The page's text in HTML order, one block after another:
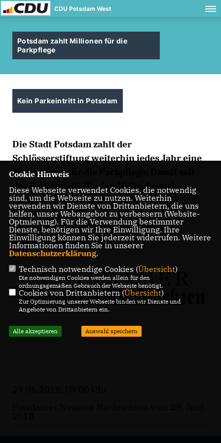
CDU Potsdam West
Potsdam zahlt Millionen für die
Parkpflege
Kein Parkeintritt in Potsdam
Die Stadt Potsdam zahlt der
Schlösserstiftung weiterhin jedes Jahr eine
Million Euro für die Parkpflege. Damit soll
der Parkeintritt für den Welterbepark
Sanssouci vermieden werden.
Den gesamten Artikel in den PNN vom
29.06.2018 lesen Siehier.
Cookie Hinweis
Diese Webseite verwendet Cookies, die notwendig
sind, um die Webseite zu nutzen. Weiterhin
verwenden wir Dienste von Drittanbietern, die uns
helfen, unser Webangebot zu verbessern (Website-
Optmierung). Für die Verwendung bestimmter
Dienste, benötigen wir Ihre Einwilligung. Ihre
Einwilligung können Sie jederzeit widerrufen. Weitere
Informationen finden Sie in unserer
Datenschutzerklärung.
Technisch notwendige Cookies (Übersicht)
Die notwendigen Cookies werden allein für den
ordnungsgemäßen Gebrauch der Webseite benötigt.
Cookies von Drittanbietern (Übersicht)
Zur Optimierung unserer Webseite binden wir Dienste und
Angebote von Drittanbietern ein.
Alle akzeptieren Auswahl speichern